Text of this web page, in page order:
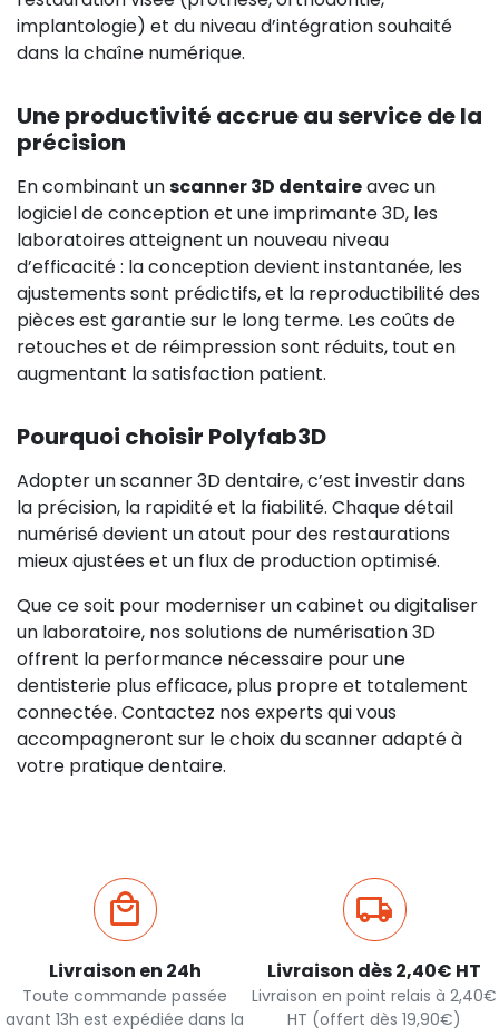
implantologie) et du niveau d’intégration souhaité
dans la chaîne numérique.
Une productivité accrue au service de la
précision
En combinant unscanner 3D dentaireavec un
logiciel de conception et une imprimante 3D, les
laboratoires atteignent un nouveau niveau
d’efficacité : la conception devient instantanée, les
ajustements sont prédictifs, et la reproductibilité des
pièces est garantie sur le long terme. Les coûts de
retouches et de réimpression sont réduits, tout en
augmentant la satisfaction patient.
Pourquoi choisir Polyfab3D
Adopter un scanner 3D dentaire, c’est investir dans
la précision, la rapidité et la fiabilité. Chaque détail
numérisé devient un atout pour des restaurations
mieux ajustées et un flux de production optimisé.
Que ce soit pour moderniser un cabinet ou digitaliser
un laboratoire, nos solutions de numérisation 3D
offrent la performance nécessaire pour une
dentisterie plus efficace, plus propre et totalement
connectée. Contactez nos experts qui vous
accompagneront sur le choix du scanner adapté à
votre pratique dentaire.
Livraison en 24h
Toute commande passée
avant 13h est expédiée dans la
Livraison dès 2,40€ HT
Livraison en point relais à 2,40€
HT (offert dès 19,90€)